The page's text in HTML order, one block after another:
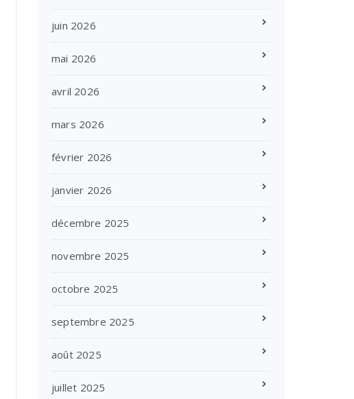
juin 2026
mai 2026
avril 2026
mars 2026
février 2026
janvier 2026
décembre 2025
novembre 2025
octobre 2025
septembre 2025
août 2025
juillet 2025